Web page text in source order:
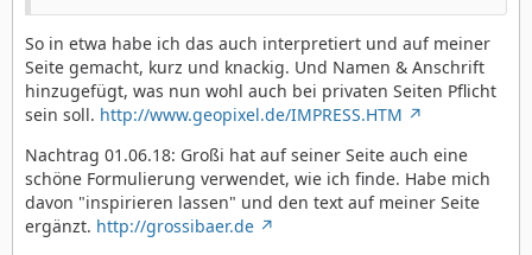
So in etwa habe ich das auch interpretiert und auf meiner
Seite gemacht, kurz und knackig. Und Namen & Anschrift
hinzugefügt, was nun wohl auch bei privaten Seiten Pflicht
sein soll. http://www.geopixel.de/IMPRESS.HTM
Nachtrag 01.06.18: Großi hat auf seiner Seite auch eine
schöne Formulierung verwendet, wie ich finde. Habe mich
davon "inspirieren lassen" und den text auf meiner Seite
ergänzt. http://grossibaer.de